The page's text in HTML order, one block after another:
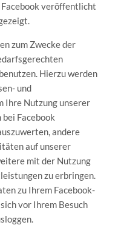
veröffentlicht
zum Zwecke der
Hierzu werden
und
Ihre Nutzung unserer
Facebook
andere
auf unserer
mit der Nutzung
zu erbringen.
zu Ihrem Facebook-
vor Ihrem Besuch